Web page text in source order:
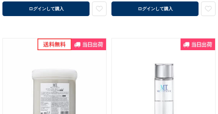
ログインして購入 ログインして購入